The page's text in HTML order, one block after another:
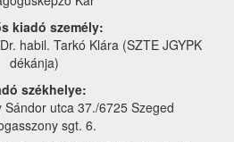
kiadó személy:
habil. Tarkó Klára (SZTE JGYPK
dékánja)
székhelye:
utca 37./6725 Szeged
sgt. 6.